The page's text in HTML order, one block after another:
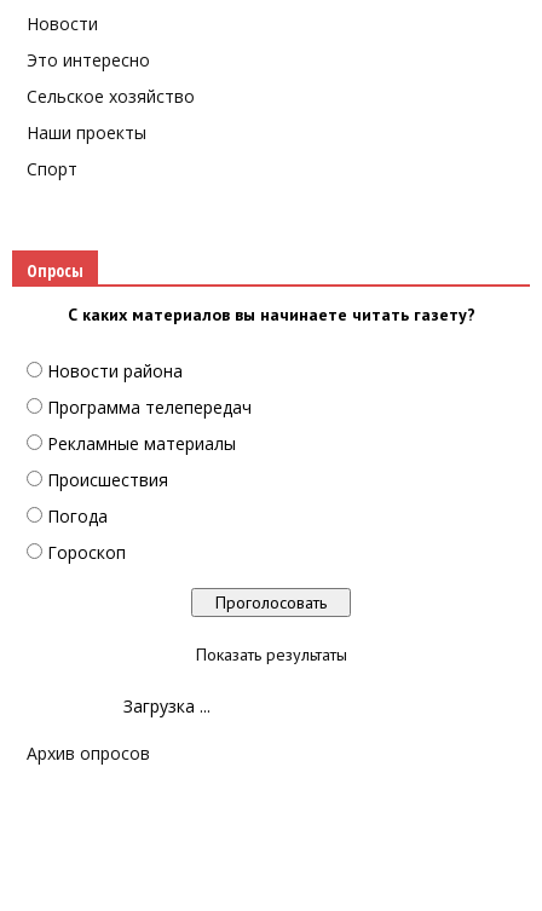
Новости
Это интересно
Сельское хозяйство
Наши проекты
Спорт
Опросы
С каких материалов вы начинаете читать газету?
Новости района
Программа телепередач
Рекламные материалы
Происшествия
Погода
Гороскоп
Показать результаты
Загрузка ...
Архив опросов